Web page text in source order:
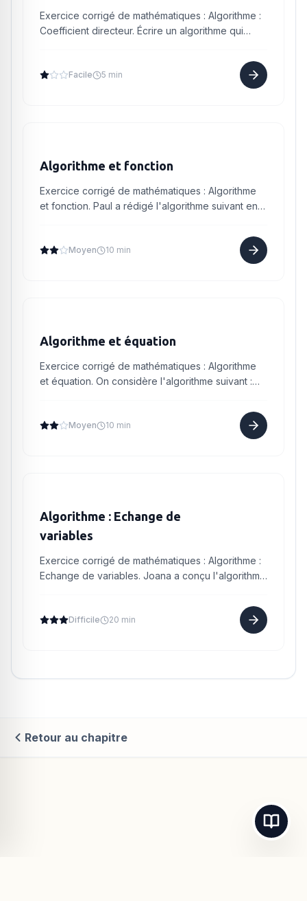
Exercice corrigé de mathématiques : Algorithme :
Coefficient directeur. Écrire un algorithme qui
Facile 5 min
Algorithme et fonction
Exercice corrigé de mathématiques : Algorithme
et fonction. Paul a rédigé l'algorithme suivant en
Moyen 10 min
Algorithme et équation
Exercice corrigé de mathématiques : Algorithme
et équation. On considère l'algorithme suivant :
Moyen 10 min
Algorithme : Echange de
variables
Exercice corrigé de mathématiques : Algorithme :
Echange de variables. Joana a conçu l'algorithme
Difficile 20 min
Retour au chapitre